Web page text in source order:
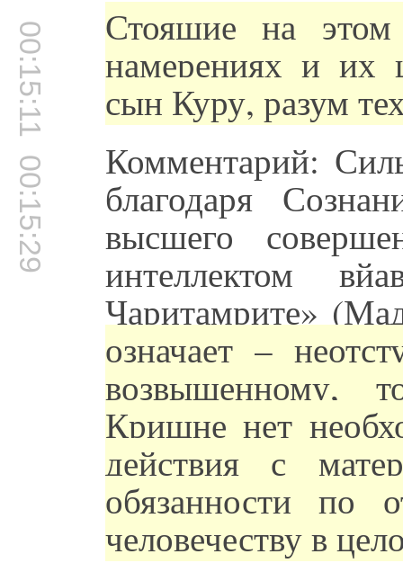
00:15:11 Стоящие на
намерениях и их
сын Куру, разум
00:15:29 Комментарий:
благодаря
высшего
интеллектом
Чаритамрите»
означает –
возвышенному,
Кришне нет
действия с
обязанности по
человечеству в